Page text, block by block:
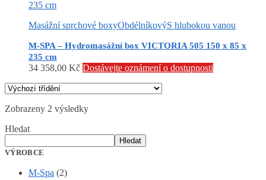
Masážní sprchové boxyObdélníkovýS hlubokou vanou
M-SPA – Hydromasážní box VICTORIA 505 150 x 85 x
235 cm
34 358,00 Kč Dostávejte oznámení o dostupnosti
Zobrazeny 2 výsledky
Hledat
Hledat
VÝROBCE
M-Spa (2)